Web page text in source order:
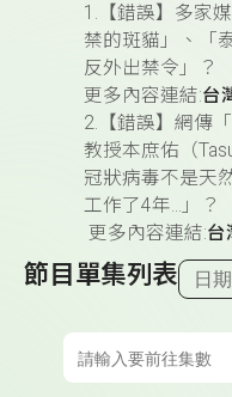
1.【錯誤】多家
禁的斑貓」、「
反外出禁令」？
更多內容連結:台
2.【錯誤】網傳
教授本庶佑（
冠狀病毒不是天
工作了4年...」？
更多內容連結:台
節目單集列表 日